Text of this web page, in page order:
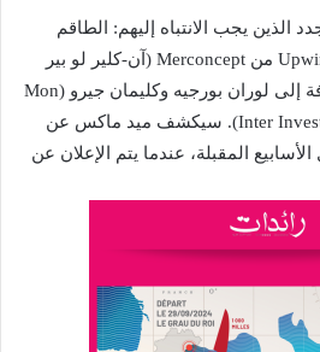
الذين يجب الانتباه إليهم: الطاقم
النسائي بالكامل لسفينة Upwind من Merconcept (آن-كلير لو بير
وإيلودي جين ميترو)، بالإضافة إلى لوران بورجيه وكليمان جيرو (Mon
Bonnet Rose) وماتيو بيرو (Inter Invest). سيكشف ميد ماكس عن
المقبلة، عندما يتم الإعلان عن